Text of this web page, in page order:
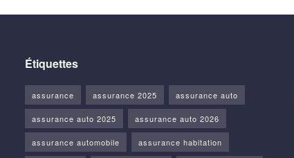
Étiquettes
assurance assurance 2025 assurance auto
assurance auto 2025 assurance auto 2026
assurance automobile assurance habitation